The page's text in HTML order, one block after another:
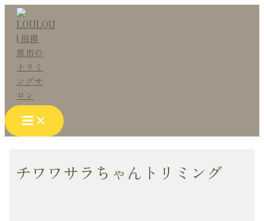
内
Main
Menu
チワワサラちゃんトリミング
Post
navigation
こ
こ
に
入
力…
名
前
*
メ
ー
ル
*
サ
イ
ト